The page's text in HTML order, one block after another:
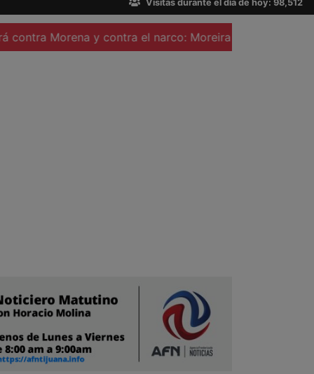
Visitas durante el día de hoy: 98,512
y contra el narco: Moreira Asesinan a balazos a